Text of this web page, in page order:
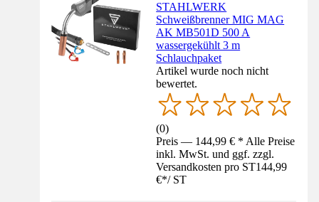
STAHLWERK
Schweißbrenner MIG MAG
AK MB501D 500 A
wassergekühlt 3 m
Schlauchpaket
Artikel wurde noch nicht
bewertet.
(0)
Preis — 144,99 € * Alle Preise
inkl. MwSt. und ggf. zzgl.
Versandkosten pro ST144,99
€*/ ST